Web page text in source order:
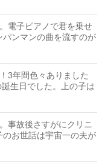
電子ピアノで君を乗せ
ンマンの曲を流すのが
3年間色々ありました
生日でした。上の子は
事故後さすがにクリニ
お世話は宇宙一の夫が